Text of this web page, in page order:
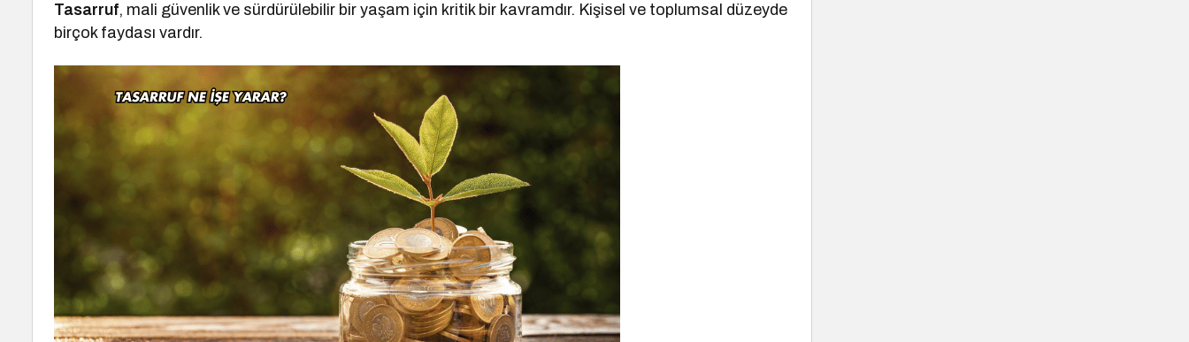
Tasarruf, mali güvenlik ve sürdürülebilir bir yaşam için kritik bir kavramdır. Kişisel ve toplumsal düzeyde
birçok faydası vardır.